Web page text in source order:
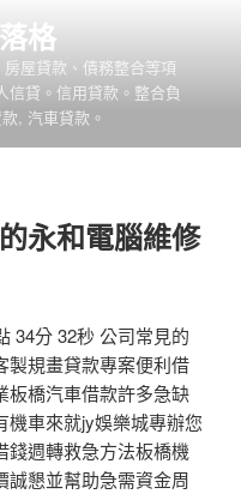
格
屋貸款、債務整合等項
信貸。信用貸款。整合負
, 汽車貸款。
永和電腦維修
34分 32秒 公司常見的
製規畫貸款專案便利借
板橋汽車借款許多急缺
機車來就jy娛樂城專辦您
錢週轉救急方法板橋機
誠懇並幫助急需資金周